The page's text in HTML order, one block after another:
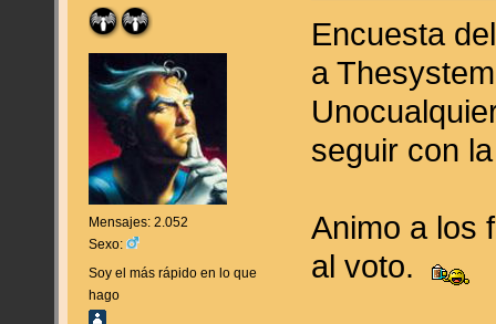
Mensajes: 2.052
Sexo:
Soy el más rápido en lo que
hago
Encuesta
a
seguir con
Animo a los
al voto.